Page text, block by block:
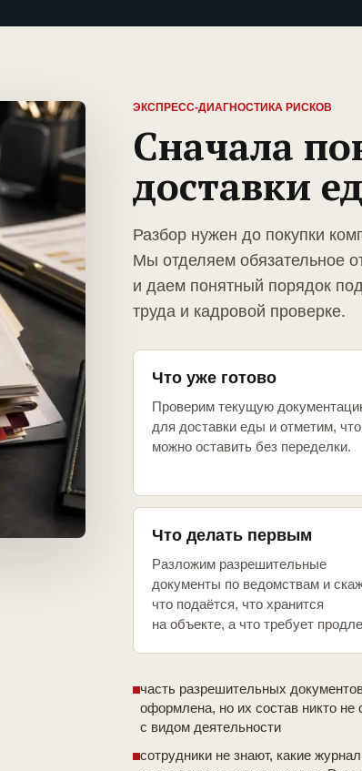
ЭКСПРЕСС-ДИАГНОСТИКА РИСКОВ
Сначала
доставки
Разбор нужен до покупки
Мы отделяем обязательное
и даем понятный порядок
труда и кадровой проверке.
Что уже готово
Проверим текущую
для доставки еды и отметим, что
можно оставить без переделки.
Что делать первым
Разложим разрешительные
документы по ведомствам и
что подаётся, что хранится
на объекте, а что требует
часть разрешительных
оформлена, но их состав никто не
с видом деятельности
сотрудники не знают, какие